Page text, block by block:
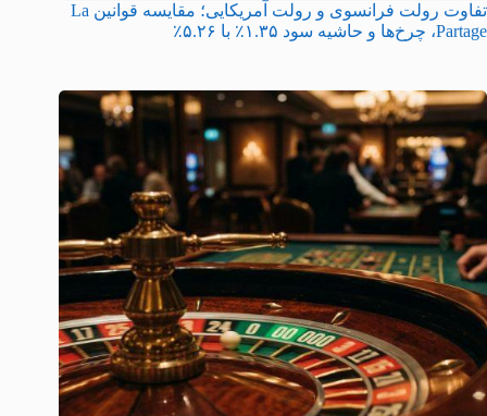
تفاوت رولت فرانسوی و رولت آمریکایی؛ مقایسه قوانین La
Partage، چرخ‌ها و حاشیه سود ۱.۳۵٪ با ۵.۲۶٪